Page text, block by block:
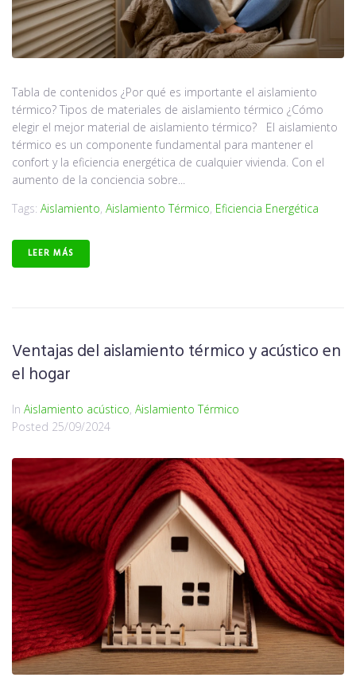
Tabla de contenidos ¿Por qué es importante el aislamiento
térmico? Tipos de materiales de aislamiento térmico ¿Cómo
elegir el mejor material de aislamiento térmico? El aislamiento
térmico es un componente fundamental para mantener el
confort y la eficiencia energética de cualquier vivienda. Con el
aumento de la conciencia sobre...
Tags: Aislamiento, Aislamiento Térmico, Eficiencia Energética
LEER MÁS
Ventajas del aislamiento térmico y acústico en
el hogar
In Aislamiento acústico, Aislamiento Térmico
Posted 25/09/2024